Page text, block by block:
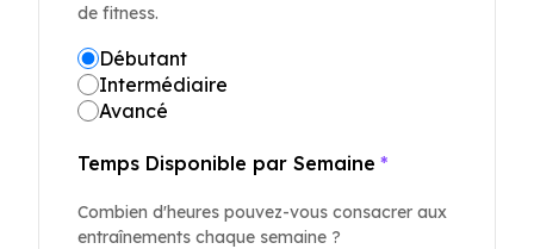
de fitness.
Débutant
Intermédiaire
Avancé
Temps Disponible par Semaine *
Combien d'heures pouvez-vous consacrer aux
entraînements chaque semaine ?